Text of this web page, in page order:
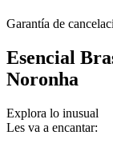
Garantía de
Esencial
Noronha
Explora lo inusual
Les va a encantar: